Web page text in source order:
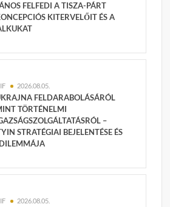
FELFEDI A TISZA-PÁRT
KITERVELŐIT ÉS A
2026.08.05.
FELDARABOLÁSÁRÓL
TÖRTÉNELMI
–
STRATÉGIAI BEJELENTÉSE ÉS
2026.08.05.